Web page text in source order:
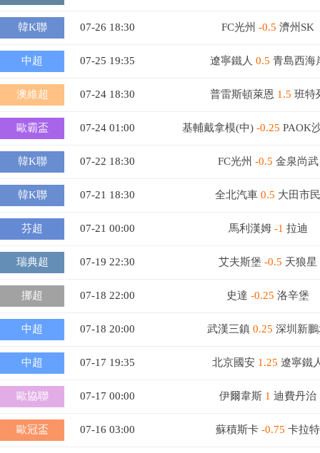
韓K聯 07-26 18:30 FC光州 -0.5 濟州SK
中超 07-25 19:35 遼寧鐵人 0.5 青島西海
澳維超 07-24 18:30 普雷斯頓萊恩 1.5 班特
歐霸盃 07-24 01:00 基輔戴拿模(中) -0.25 PAOK
韓K聯 07-22 18:30 FC光州 -0.5 金泉尚武
韓K聯 07-21 18:30 全北汽車 0.5 大田市民
芬超 07-21 00:00 馬利漢姆 -1 拉迪
瑞典超 07-19 22:30 艾夫斯堡 -0.5 天狼星
挪超 07-18 22:00 史達 -0.25 洛辛堡
中超 07-18 20:00 武漢三鎮 0.25 深圳新
中超 07-17 19:35 北京國安 1.25 遼寧鐵
歐協聯 07-17 00:00 伊爾韋斯 1 迪費丹治
歐冠盃 07-16 03:00 蘇積斯卡 -0.75 卡拉特